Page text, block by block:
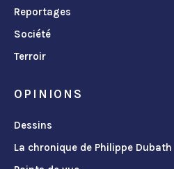
Reportages
Société
Terroir
OPINIONS
Dessins
La chronique de Philippe Dubath